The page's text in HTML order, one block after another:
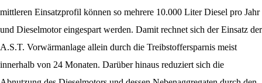
mittleren Einsatzprofil können so mehrere 10.000 Liter Diesel pro Jahr
und Dieselmotor eingespart werden. Damit rechnet sich der Einsatz der
A.S.T. Vorwärmanlage allein durch die Treibstoffersparnis meist
innerhalb von 24 Monaten. Darüber hinaus reduziert sich die